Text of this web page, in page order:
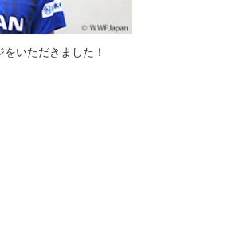
いただきました！